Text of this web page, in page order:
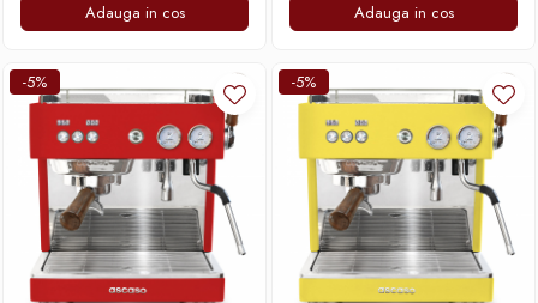
Adauga in cos Adauga in cos
-5% -5%